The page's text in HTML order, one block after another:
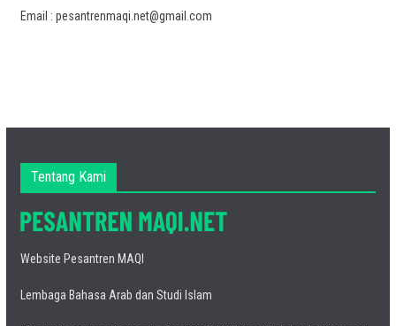
Email : pesantrenmaqi.net@gmail.com
Tentang Kami
Website Pesantren MAQI
Lembaga Bahasa Arab dan Studi Islam